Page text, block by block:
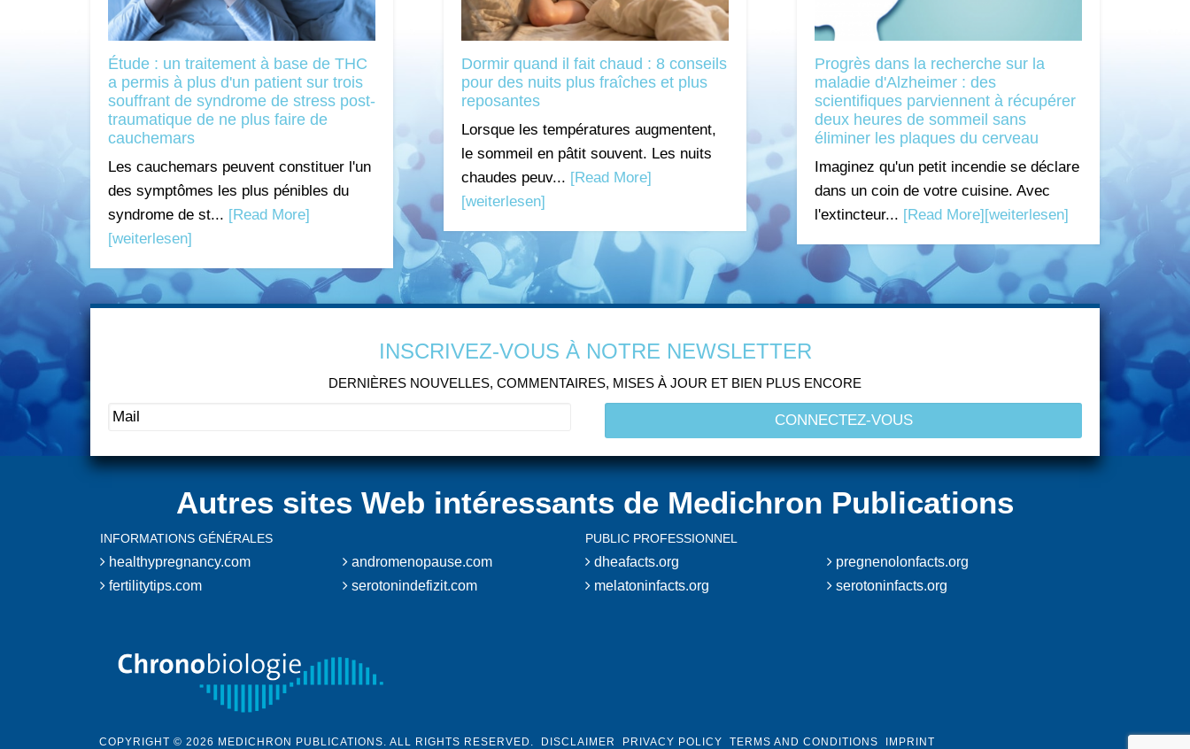
Étude : un traitement à base de THC
a permis à plus d'un patient sur trois
souffrant de syndrome de stress post-
traumatique de ne plus faire de
cauchemars
Les cauchemars peuvent constituer l'un
des symptômes les plus pénibles du
syndrome de st... [Read More]
[weiterlesen]
Dormir quand il fait chaud : 8 conseils
pour des nuits plus fraîches et plus
reposantes
Lorsque les températures augmentent,
le sommeil en pâtit souvent. Les nuits
chaudes peuv... [Read More]
[weiterlesen]
Progrès dans la recherche sur la
maladie d'Alzheimer : des
scientifiques parviennent à récupérer
deux heures de sommeil sans
éliminer les plaques du cerveau
Imaginez qu'un petit incendie se déclare
dans un coin de votre cuisine. Avec
l'extincteur... [Read More][weiterlesen]
INSCRIVEZ-VOUS À NOTRE NEWSLETTER
DERNIÈRES NOUVELLES, COMMENTAIRES, MISES À JOUR ET BIEN PLUS ENCORE
Autres sites Web intéressants de Medichron Publications
INFORMATIONS GÉNÉRALES
healthypregnancy.com
fertilitytips.com
andromenopause.com
serotonindefizit.com
PUBLIC PROFESSIONNEL
dheafacts.org
melatoninfacts.org
pregnenolonfacts.org
serotoninfacts.org
COPYRIGHT © 2026 MEDICHRON PUBLICATIONS. ALL RIGHTS RESERVED. DISCLAIMER PRIVACY POLICY TERMS AND CONDITIONS IMPRINT